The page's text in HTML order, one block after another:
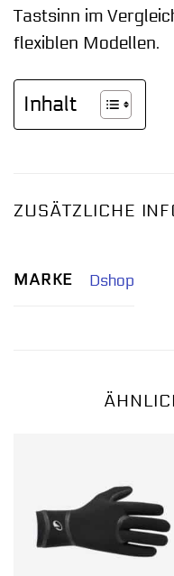
Tastsinn im
flexiblen Modellen.
Inhalt
ZUSÄTZLICHE
MARKE Dshop